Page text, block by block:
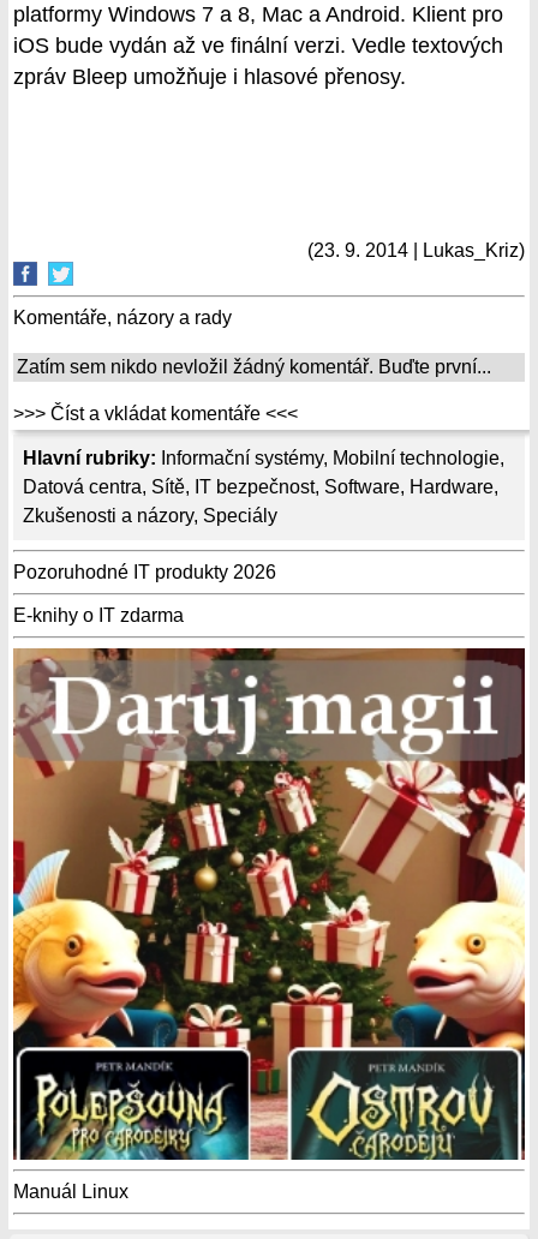
Hlavní rubriky: Informační systémy, Mobilní technologie,
Datová centra, Sítě, IT bezpečnost, Software, Hardware,
Zkušenosti a názory, Speciály
Pozoruhodné IT produkty 2026
E-knihy o IT zdarma
Manuál Linux
platformy Windows 7 a 8, Mac a Android. Klient pro
iOS bude vydán až ve finální verzi. Vedle textových
zpráv Bleep umožňuje i hlasové přenosy.
(23. 9. 2014 | Lukas_Kriz)
Komentáře, názory a rady
Zatím sem nikdo nevložil žádný komentář. Buďte první...
>>> Číst a vkládat komentáře <<<